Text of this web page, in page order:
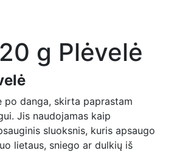
g Plėvelė
po danga, skirta paprastam
Jis naudojamas kaip
sluoksnis, kuris apsaugo
lietaus, sniego ar dulkių iš